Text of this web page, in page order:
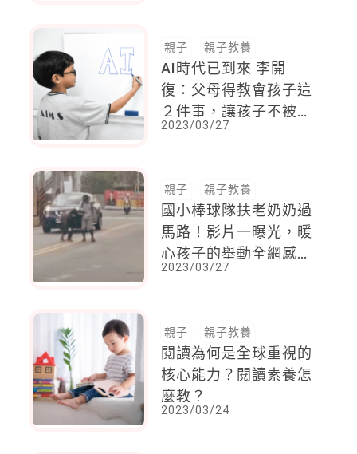
親子 親子教養
AI時代已到來 李開
復：父母得教會孩子這
２件事，讓孩子不被AI
取代，不能被動旁觀
2023/03/27
親子 親子教養
國小棒球隊扶老奶奶過
馬路！影片一曝光，暖
心孩子的舉動全網感動
，同理心從小教起
2023/03/27
親子 親子教養
閱讀為何是全球重視的
核心能力？閱讀素養怎
麼教？
2023/03/24